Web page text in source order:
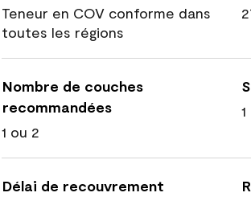
Teneur en COV conforme dans
toutes les régions
Nombre de couches
recommandées
1 ou 2
Délai de recouvrement